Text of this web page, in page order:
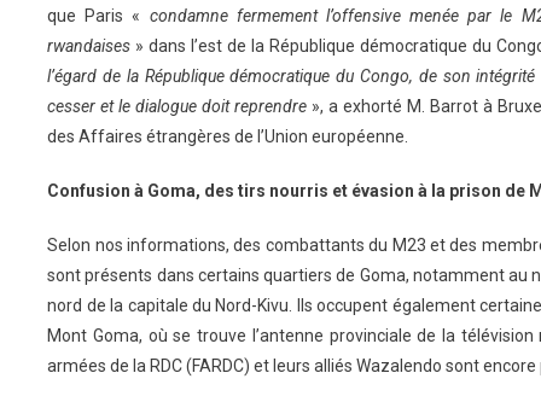
que Paris « condamne fermement l’offensive menée par le
rwandaises » dans l’est de la République démocratique du
l’égard de la République démocratique du Congo, de son
cesser et le dialogue doit reprendre», a exhorté M. Barrot à
des Affaires étrangères de l’Union européenne.
Confusion à Goma, des tirs nourris et évasion à la prison de
Selon nos informations, des combattants du M23 et des
sont présents dans certains quartiers de Goma, notamment au
nord de la capitale du Nord-Kivu. Ils occupent également
Mont Goma, où se trouve l’antenne provinciale de la
armées de la RDC (FARDC) et leurs alliés Wazalendo sont